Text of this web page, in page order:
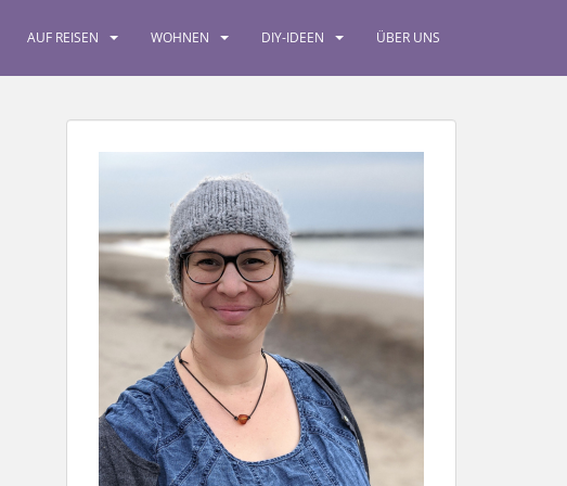
AUF REISEN WOHNEN DIY-IDEEN ÜBER UNS